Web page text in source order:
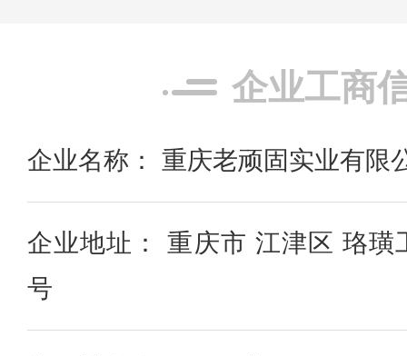
企业工商
企业名称： 重庆老顽固实业有限
企业地址： 重庆市 江津区 珞璜
号